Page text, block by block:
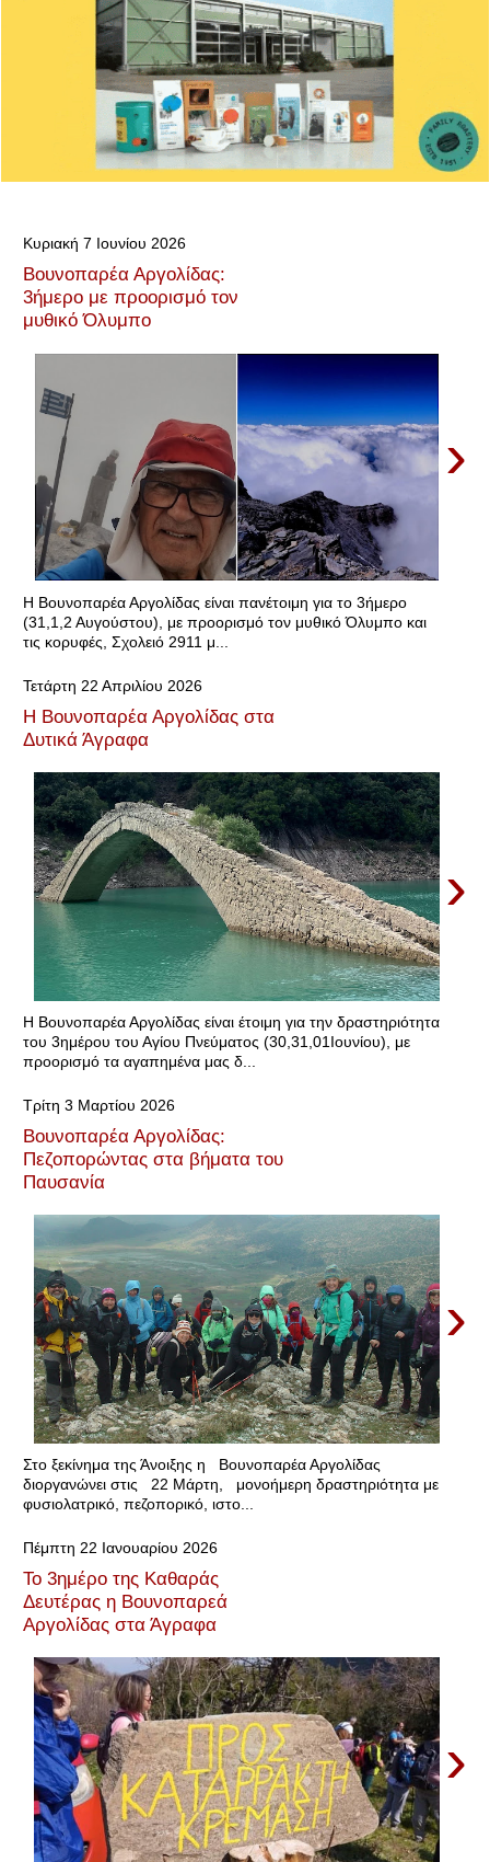
Κυριακή 7 Ιουνίου 2026
Βουνοπαρέα Αργολίδας:
3ήμερο με προορισμό τον
μυθικό Όλυμπο
›
Η Βουνοπαρέα Αργολίδας είναι πανέτοιμη για το 3ήμερο
(31,1,2 Αυγούστου), με προορισμό τον μυθικό Όλυμπο και
τις κορυφές, Σχολειό 2911 μ...
Τετάρτη 22 Απριλίου 2026
Η Βουνοπαρέα Αργολίδας στα
Δυτικά Άγραφα
›
Η Βουνοπαρέα Αργολίδας είναι έτοιμη για την δραστηριότητα
του 3ημέρου του Αγίου Πνεύματος (30,31,01Ιουνίου), με
προορισμό τα αγαπημένα μας δ...
Τρίτη 3 Μαρτίου 2026
Βουνοπαρέα Αργολίδας:
Πεζοπορώντας στα βήματα του
Παυσανία
›
Στο ξεκίνημα της Άνοιξης η Βουνοπαρέα Αργολίδας
διοργανώνει στις 22 Μάρτη, μονοήμερη δραστηριότητα με
φυσιολατρικό, πεζοπορικό, ιστο...
Πέμπτη 22 Ιανουαρίου 2026
Το 3ημέρο της Καθαράς
Δευτέρας η Βουνοπαρεά
Αργολίδας στα Άγραφα
›